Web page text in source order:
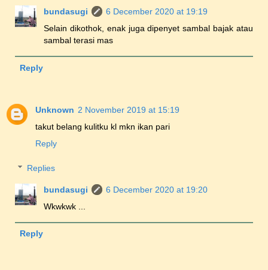
bundasugi
6 December 2020 at 19:19
Selain dikothok, enak juga dipenyet sambal bajak atau
sambal terasi mas
Reply
Unknown 2 November 2019 at 15:19
takut belang kulitku kl mkn ikan pari
Reply
Replies
bundasugi
6 December 2020 at 19:20
Wkwkwk ...
Reply